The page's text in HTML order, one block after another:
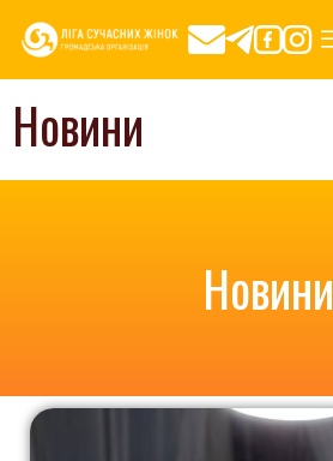
Новини
Новини